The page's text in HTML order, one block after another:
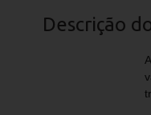
Descrição
A